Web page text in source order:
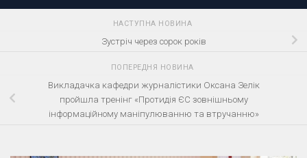
НАСТУПНА НОВИНА
Зустріч через сорок років
ПОПЕРЕДНЯ НОВИНА
Викладачка кафедри журналістики Оксана Зелік
пройшла тренінг «Протидія ЄС зовнішньому
інформаційному маніпулюванню та втручанню»